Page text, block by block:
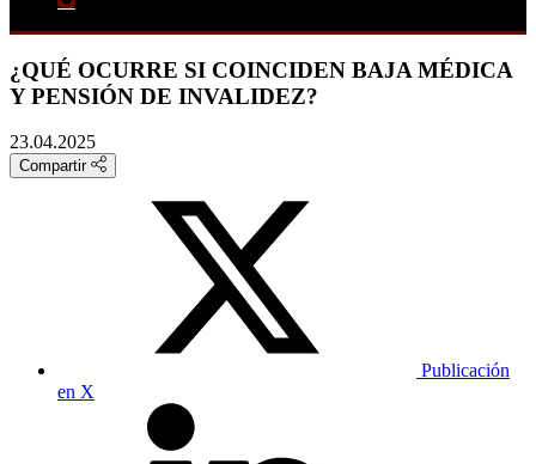
¿QUÉ OCURRE SI COINCIDEN BAJA MÉDICA
Y PENSIÓN DE INVALIDEZ?
23.04.2025
Compartir
Publicación
en X